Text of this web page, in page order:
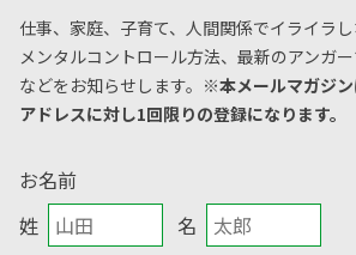
仕事、家庭、子育て、人間関係でイライラし
メンタルコントロール方法、 最新のアンガ
などをお知らせします。 ※本メールマガジ
アドレスに対し1回限りの登録になります。
お名前
姓
名